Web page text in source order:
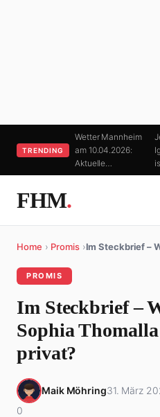
TRENDING
Wetter Mannheim
am 10.04.2026:
Aktuelle…
FHM.
Home › Promis ›Im Steckbrief –
PROMIS
Im Steckbrief –
Sophia
privat?
Maik Möhring31. März
0